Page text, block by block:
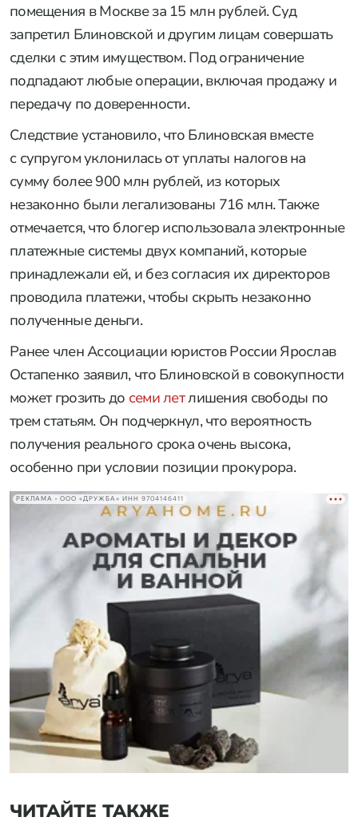
помещения в Москве за 15 млн рублей. Суд
запретил Блиновской и другим лицам совершать
сделки с этим имуществом. Под ограничение
подпадают любые операции, включая продажу и
передачу по доверенности.
Следствие установило, что Блиновская вместе
с супругом уклонилась от уплаты налогов на
сумму более 900 млн рублей, из которых
незаконно были легализованы 716 млн. Также
отмечается, что блогер использовала электронные
платежные системы двух компаний, которые
принадлежали ей, и без согласия их директоров
проводила платежи, чтобы скрыть незаконно
полученные деньги.
Ранее член Ассоциации юристов России Ярослав
Остапенко заявил, что Блиновской в совокупности
может грозить до семи летлишения свободы по
трем статьям. Он подчеркнул, что вероятность
получения реального срока очень высока,
особенно при условии позиции прокурора.
РЕКЛАМА • ООО «ДРУЖБА» ИНН 9704146411
ЧИТАЙТЕ ТАКЖЕ